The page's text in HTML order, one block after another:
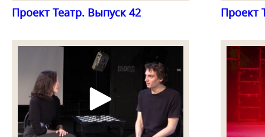
Проект Театр. Выпуск 42 Проект